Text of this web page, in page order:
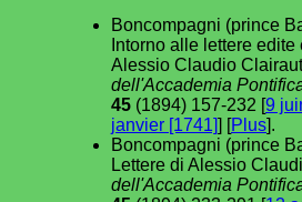
Boncompagni (prince
Intorno alle lettere
Alessio Claudio
dell'Accademia
45 (1894) 157-232 [9
janvier [1741]] [Plus].
Boncompagni (prince
Lettere di Alessio
dell'Accademia